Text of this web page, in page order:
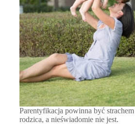
Parentyfikacja powinna być
rodzica, a nieświadomie nie jest.